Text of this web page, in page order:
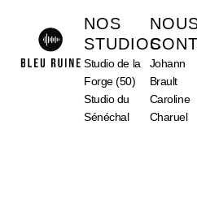
NOS
STUDIOS
Studio de la
Forge (50)
Studio du
Sénéchal
Johann
Brault
Caroline
Charuel